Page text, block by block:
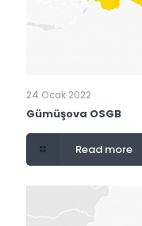
24 Ocak 2022
Gümüşova OSGB
Read more